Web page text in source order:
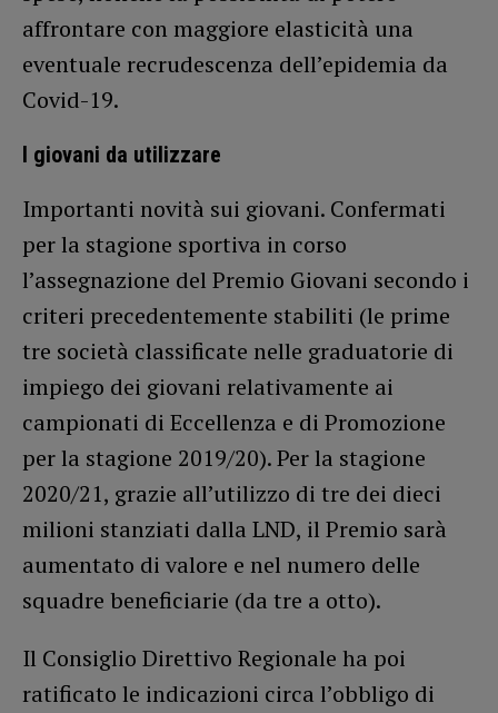
affrontare con maggiore elasticità una
eventuale recrudescenza dell’epidemia da
Covid-19.
I giovani da utilizzare
Importanti novità sui giovani. Confermati
per la stagione sportiva in corso
l’assegnazione del Premio Giovani secondo i
criteri precedentemente stabiliti (le prime
tre società classificate nelle graduatorie di
impiego dei giovani relativamente ai
campionati di Eccellenza e di Promozione
per la stagione 2019/20). Per la stagione
2020/21, grazie all’utilizzo di tre dei dieci
milioni stanziati dalla LND, il Premio sarà
aumentato di valore e nel numero delle
squadre beneficiarie (da tre a otto).
Il Consiglio Direttivo Regionale ha poi
ratificato le indicazioni circa l’obbligo di